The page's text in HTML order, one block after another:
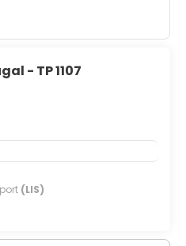
- TP 1107
(LIS)